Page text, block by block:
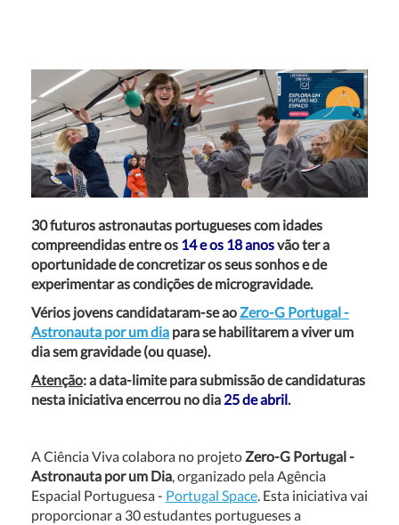
30 futuros astronautas portugueses com idades
compreendidas entre os 14 e os 18 anosvão ter a
oportunidade de concretizar os seus sonhos e de
experimentar as condições de microgravidade.
Vérios jovens candidataram-se aoZero-G Portugal -
Astronauta por um dia para sehabilitarem a viver um
dia sem gravidade (ou quase).
Atenção: a data-limite para submissão de candidaturas
nesta iniciativa encerrou no dia 25 de abril.
A Ciência Viva colabora no projetoZero-G Portugal -
Astronauta por um Dia, organizado pela Agência
Espacial Portuguesa - Portugal Space. Esta iniciativa vai
proporcionar a 30 estudantes portugueses a